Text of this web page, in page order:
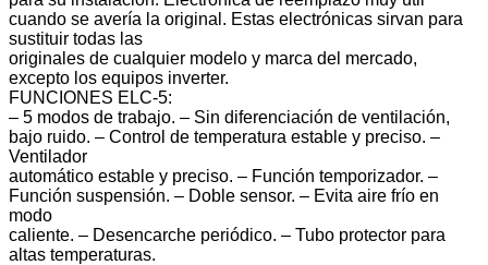
cuando se avería la original. Estas electrónicas sirvan para
sustituir todas las
originales de cualquier modelo y marca del mercado,
excepto los equipos inverter.
FUNCIONES ELC-5:
– 5 modos de trabajo. – Sin diferenciación de ventilación,
bajo ruido. – Control de temperatura estable y preciso. –
Ventilador
automático estable y preciso. – Función temporizador. –
Función suspensión. – Doble sensor. – Evita aire frío en
modo
caliente. – Desencarche periódico. – Tubo protector para
altas temperaturas.